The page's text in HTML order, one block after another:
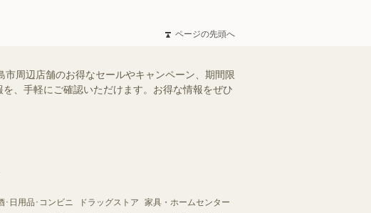
ページの先頭へ
周辺店舗のお得なセールやキャンペーン、期間限
、手軽にご確認いただけます。お得な情報をぜひ
･日用品･コンビニ ドラッグストア
家具・ホームセンター